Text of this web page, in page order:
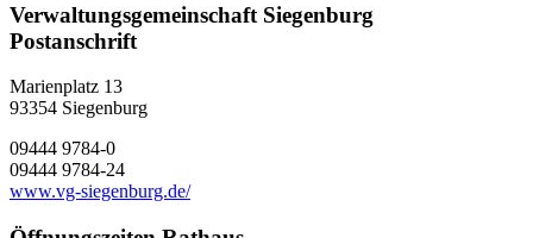
Verwaltungsgemeinschaft Siegenburg
Postanschrift
Marienplatz 13
93354 Siegenburg
09444 9784-0
09444 9784-24
www.vg-siegenburg.de/